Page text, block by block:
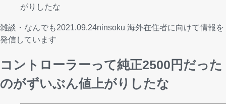
がりしたな
雑談・なんでも2021.09.24ninsoku 海外在住者に向けて情報を
発信しています
コントローラーって純正2500円だった
のがずいぶん値上がりしたな